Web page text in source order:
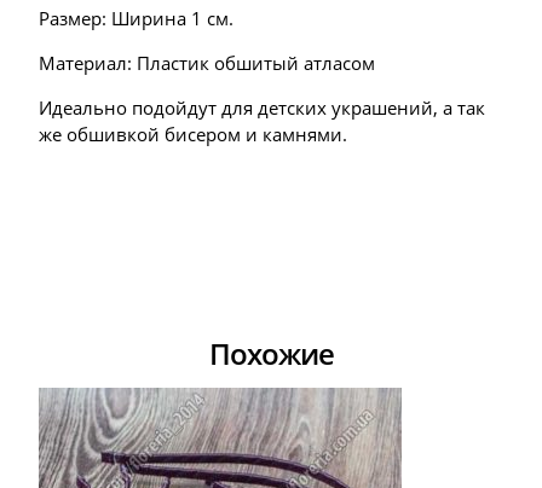
Размер: Ширина 1 см.
Материал: Пластик обшитый атласом
Идеально подойдут для детских украшений, а так
же обшивкой бисером и камнями.
Похожие